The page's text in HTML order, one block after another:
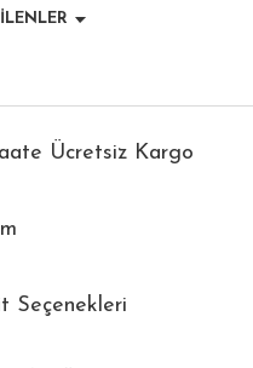
Ücretsiz Kargo
Seçenekleri